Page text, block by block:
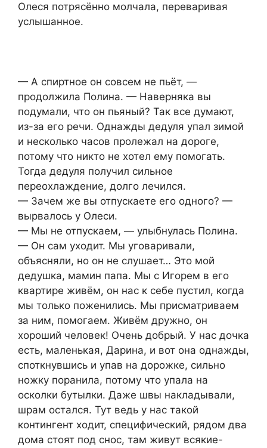
Олеся потрясённо молчала, переваривая
услышанное.
— А спиртное он совсем не пьёт, —
продолжила Полина. — Наверняка вы
подумали, что он пьяный? Так все думают,
из-за его речи. Однажды дедуля упал зимой
и несколько часов пролежал на дороге,
потому что никто не хотел ему помогать.
Тогда дедуля получил сильное
переохлаждение, долго лечился.
— Зачем же вы отпускаете его одного? —
вырвалось у Олеси.
— Мы не отпускаем, — улыбнулась Полина.
— Он сам уходит. Мы уговаривали,
объясняли, но он не слушает… Это мой
дедушка, мамин папа. Мы с Игорем в его
квартире живём, он нас к себе пустил, когда
мы только поженились. Мы присматриваем
за ним, помогаем. Живём дружно, он
хороший человек! Очень добрый. У нас дочка
есть, маленькая, Дарина, и вот она однажды,
споткнувшись и упав на дорожке, сильно
ножку поранила, потому что упала на
осколки бутылки. Даже швы накладывали,
шрам остался. Тут ведь у нас такой
контингент ходит, специфический, рядом два
дома стоят под снос, там живут всякие-